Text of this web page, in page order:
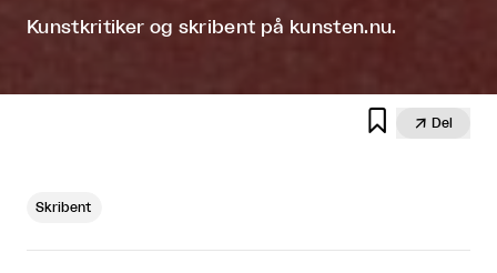
Kunstkritiker og skribent på kunsten.nu.
  Del
Skribent